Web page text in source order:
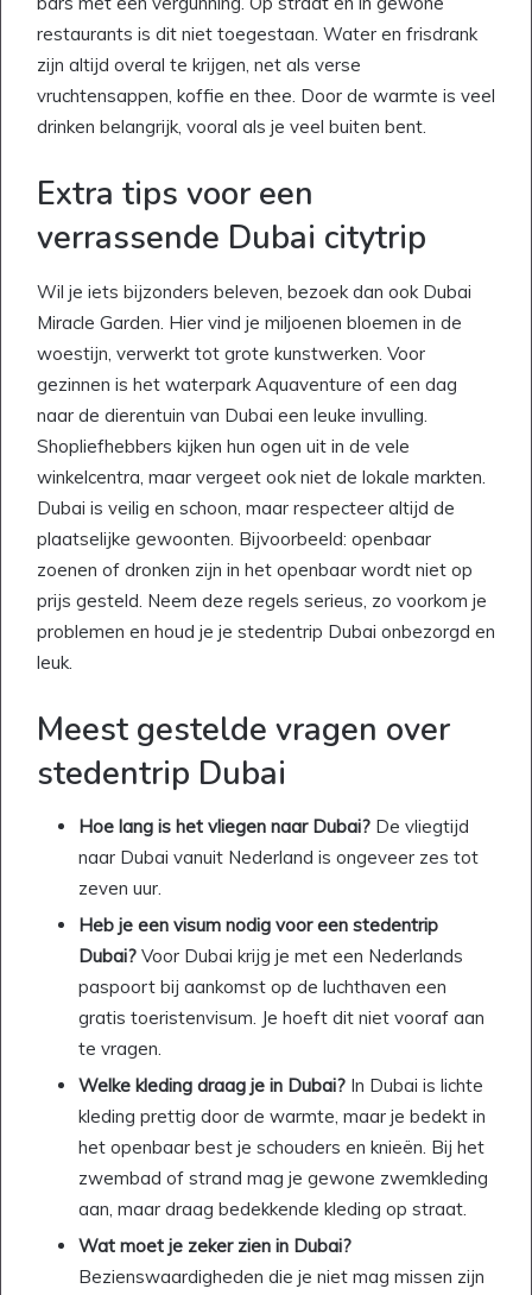
restaurants is dit niet toegestaan. Water en frisdrank
zijn altijd overal te krijgen, net als verse
vruchtensappen, koffie en thee. Door de warmte is veel
drinken belangrijk, vooral als je veel buiten bent.
Extra tips voor een
verrassende Dubai citytrip
Wil je iets bijzonders beleven, bezoek dan ook Dubai
Miracle Garden. Hier vind je miljoenen bloemen in de
woestijn, verwerkt tot grote kunstwerken. Voor
gezinnen is het waterpark Aquaventure of een dag
naar de dierentuin van Dubai een leuke invulling.
Shopliefhebbers kijken hun ogen uit in de vele
winkelcentra, maar vergeet ook niet de lokale markten.
Dubai is veilig en schoon, maar respecteer altijd de
plaatselijke gewoonten. Bijvoorbeeld: openbaar
zoenen of dronken zijn in het openbaar wordt niet op
prijs gesteld. Neem deze regels serieus, zo voorkom je
problemen en houd je je stedentrip Dubai onbezorgd en
leuk.
Meest gestelde vragen over
stedentrip Dubai
Hoe lang is het vliegen naar Dubai? De vliegtijd
naar Dubai vanuit Nederland is ongeveer zes tot
zeven uur.
Heb je een visum nodig voor een stedentrip
Dubai? Voor Dubai krijg je met een Nederlands
paspoort bij aankomst op de luchthaven een
gratis toeristenvisum. Je hoeft dit niet vooraf aan
te vragen.
Welke kleding draag je in Dubai? In Dubai is lichte
kleding prettig door de warmte, maar je bedekt in
het openbaar best je schouders en knieën. Bij het
zwembad of strand mag je gewone zwemkleding
aan, maar draag bedekkende kleding op straat.
Wat moet je zeker zien in Dubai?
Bezienswaardigheden die je niet mag missen zijn